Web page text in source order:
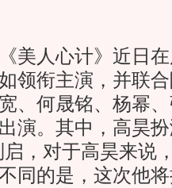
人心计》近日在
领衔主演，并联
、何晟铭、杨幂
演。其中，高昊
，对于高昊来说
同的是，这次他